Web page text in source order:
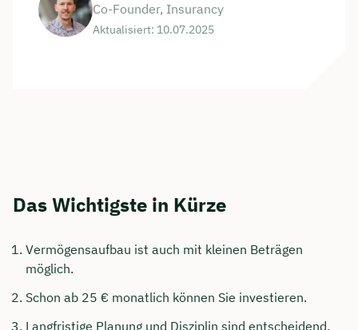
Co-Founder, Insurancy
Aktualisiert: 10.07.2025
Das Wichtigste in Kürze
Vermögensaufbau ist auch mit kleinen Beträgen
möglich.
Schon ab 25 € monatlich können Sie investieren.
Langfristige Planung und Disziplin sind entscheidend.